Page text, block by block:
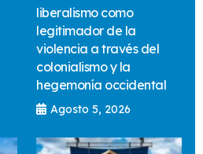
liberalismo como
legitimador de la
violencia a través del
colonialismo y la
hegemonía occidental
Agosto 5, 2026